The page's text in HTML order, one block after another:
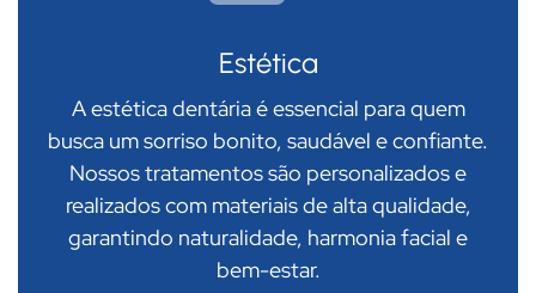
Estética
A estética dentária é essencial para quem
busca um sorriso bonito, saudável e confiante.
Nossos tratamentos são personalizados e
realizados com materiais de alta qualidade,
garantindo naturalidade, harmonia facial e
bem-estar.